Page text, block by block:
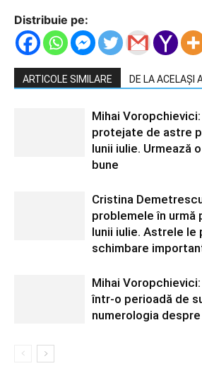
Distribuie pe:
ARTICOLE SIMILARE DE LA ACELAȘI
Mihai
protejate de astre
lunii iulie. Urmează
bune
Cristina
problemele în urmă
lunii iulie. Astrele le
schimbare
Mihai
într-o perioadă de
numerologia